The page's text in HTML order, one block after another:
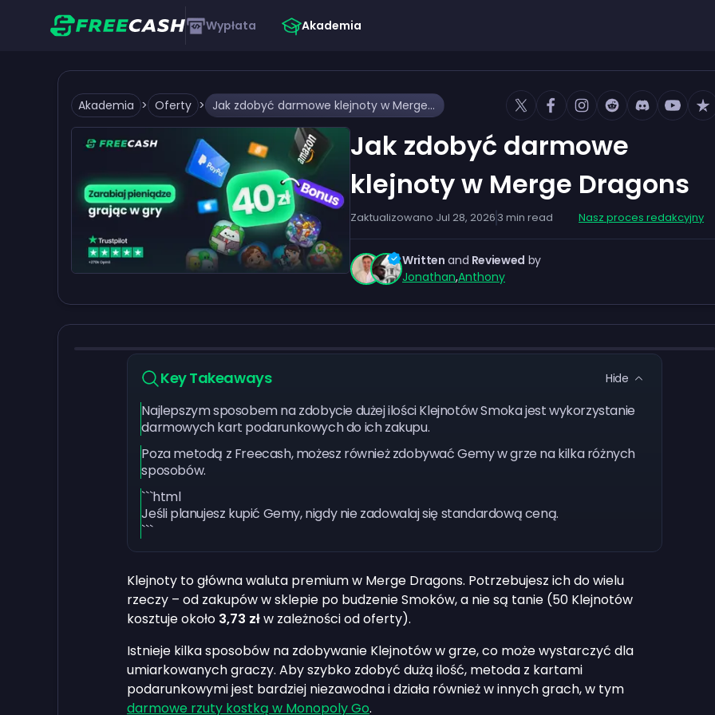
Wypłata Akademia
Akademia > Oferty > Jak zdobyć darmowe klejnoty w Merge Dragons
Jak zdobyć darmowe
klejnoty w Merge Dragons
Zaktualizowano Jul 28, 2026 3 min read Nasz proces redakcyjny
Written and Reviewed by
Jonathan,Anthony
Key Takeaways Hide
Najlepszym sposobem na zdobycie dużej ilości Klejnotów Smoka jest wykorzystanie
darmowych kart podarunkowych do ich zakupu.
Poza metodą z Freecash, możesz również zdobywać Gemy w grze na kilka różnych
sposobów.
```html
Jeśli planujesz kupić Gemy, nigdy nie zadowalaj się standardową ceną.
```
Klejnoty to główna waluta premium w Merge Dragons. Potrzebujesz ich do wielu
rzeczy – od zakupów w sklepie po budzenie Smoków, a nie są tanie (50 Klejnotów
kosztuje około 3,73 złw zależności od oferty).
Istnieje kilka sposobów na zdobywanie Klejnotów w grze, co może wystarczyć dla
umiarkowanych graczy. Aby szybko zdobyć dużą ilość, metoda z kartami
podarunkowymi jest bardziej niezawodna i działa również w innych grach, w tym
darmowe rzuty kostką w Monopoly Go.